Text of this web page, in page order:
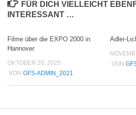
FÜR DICH VIELLEICHT
INTERESSANT …
Filme über die EXPO 2000 in
Hannover
OKTOBER 20, 2025
VON GFS-ADMIN_2021
Adler-
VON